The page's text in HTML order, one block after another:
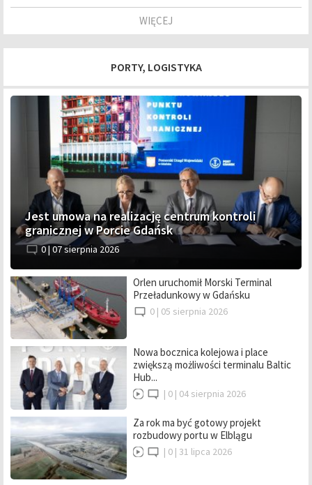
WIĘCEJ
PORTY, LOGISTYKA
Jest umowa na realizację centrum kontroli
granicznej w Porcie Gdańsk
0 | 07 sierpnia 2026
Orlen uruchomił Morski Terminal
Przeładunkowy w Gdańsku
0 | 05 sierpnia 2026
Nowa bocznica kolejowa i place
zwiększą możliwości terminalu Baltic
Hub...
| 0 | 04 sierpnia 2026
Za rok ma być gotowy projekt
rozbudowy portu w Elblągu
| 0 | 31 lipca 2026